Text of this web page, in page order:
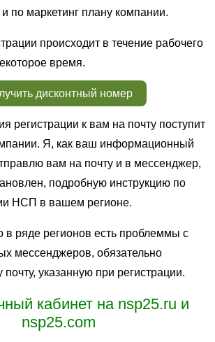
по маркетинг плану компании.
происходит в течение рабочего
время.
дисконтный номер
регистрации к вам на почту поступит
Я, как ваш информационный
вам на почту и в мессенджер,
подробную инструкцию по
НСП в вашем регионе.
в ряде регионов есть проблеммы с
мессенджеров, обязательно
указанную при регистрации.
кабинет на nsp25.ru и
nsp25.com